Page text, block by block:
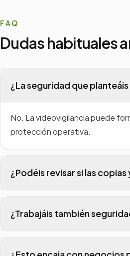
FAQ
Dudas habituales
¿La seguridad que
No. La videovigilancia puede
protección operativa.
¿Podéis revisar si las
asumida.
¿Trabajáis también